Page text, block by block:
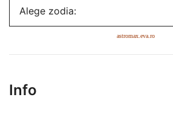
astromax.eva.ro
Info